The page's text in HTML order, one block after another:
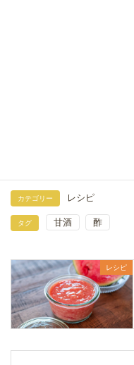
カテゴリー レシピ
タグ 甘酒 酢
レシピ